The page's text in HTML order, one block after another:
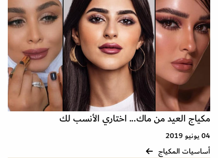
مكياج العيد من ماك... اختاري الأنسب لك
04 يونيو 2019
أساسيات المكياج